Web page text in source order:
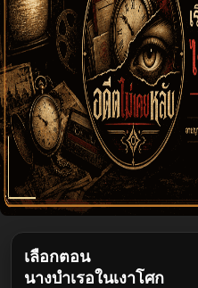
เลือกตอน
นางบำเรอในเงาโศก